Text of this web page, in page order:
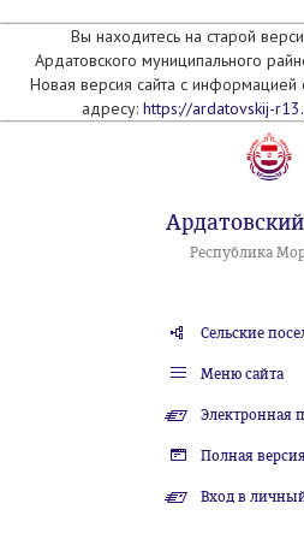
Вы находитесь на старой
Ардатовского муниципального
Новая версия сайта с
адресу: https://ardatovskij-
Республика
Сельские
Меню сайта
Электронная
Полная
Вход в